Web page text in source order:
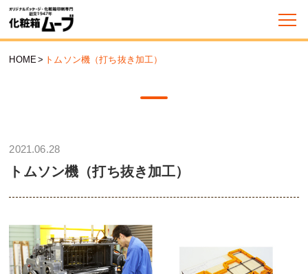
HOME> トムソン機（打ち抜き加工）
2021.06.28
トムソン機（打ち抜き加工）